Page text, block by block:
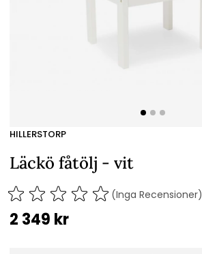
HILLERSTORP
Läckö fåtölj - vit
(Inga Recensioner)
2 349 kr